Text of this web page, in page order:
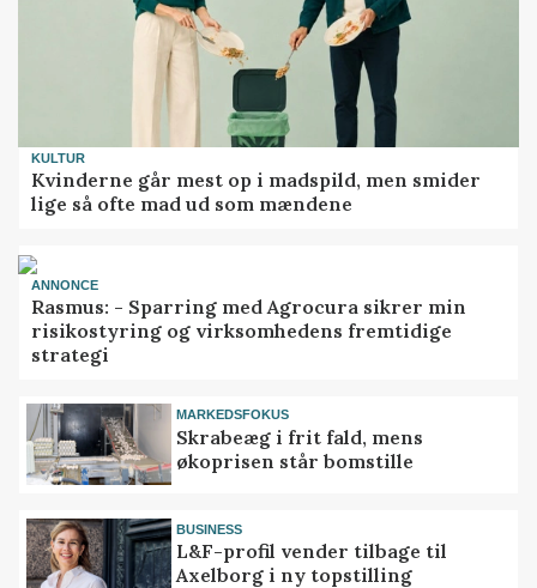
KULTUR
Kvinderne går mest op i madspild, men smider
lige så ofte mad ud som mændene
ANNONCE
Rasmus: - Sparring med Agrocura sikrer min
risikostyring og virksomhedens fremtidige
strategi
MARKEDSFOKUS
Skrabeæg i frit fald, mens
økoprisen står bomstille
BUSINESS
L&F-profil vender tilbage til
Axelborg i ny topstilling